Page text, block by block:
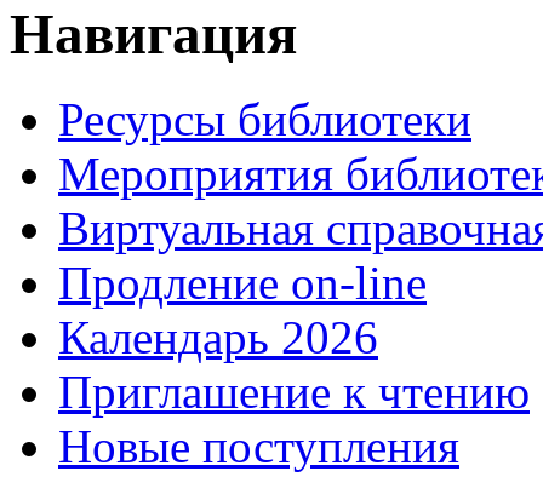
Навигация
Ресурсы библиотеки
Мероприятия
Виртуальная
Продление on-line
Календарь 2026
Приглашение к чтению
Новые поступления